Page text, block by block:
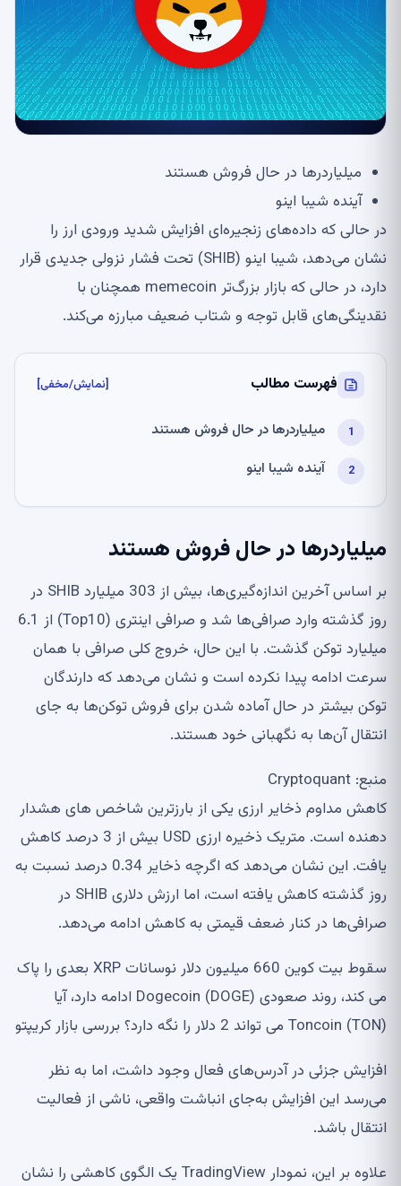
میلیاردرها در حال فروش هستند
آینده شیبا اینو
در حالی که داده‌های زنجیره‌ای افزایش شدید ورودی ارز را
نشان می‌دهد، شیبا اینو (SHIB) تحت فشار نزولی جدیدی قرار
دارد، در حالی که بازار بزرگ‌تر memecoin همچنان با
نقدینگی‌های قابل توجه و شتاب ضعیف مبارزه می‌کند.
فهرست مطالب [نمایش/مخفی]
میلیاردرها در حال فروش هستند
آینده شیبا اینو
میلیاردرها در حال فروش هستند
بر اساس آخرین اندازه‌گیری‌ها، بیش از 303 میلیارد SHIB در
روز گذشته وارد صرافی‌ها شد و صرافی اینتری (Top10) از 6.1
میلیارد توکن گذشت. با این حال، خروج کلی صرافی با همان
سرعت ادامه پیدا نکرده است و نشان می‌دهد که دارندگان
توکن بیشتر در حال آماده شدن برای فروش توکن‌ها به جای
انتقال آن‌ها به نگهبانی خود هستند.
منبع: Cryptoquant
کاهش مداوم ذخایر ارزی یکی از بارزترین شاخص های هشدار
دهنده است. متریک ذخیره ارزی USD بیش از 3 درصد کاهش
یافت. این نشان می‌دهد که اگرچه ذخایر 0.34 درصد نسبت به
روز گذشته کاهش یافته است، اما ارزش دلاری SHIB در
صرافی‌ها در کنار ضعف قیمتی به کاهش ادامه می‌دهد.
سقوط بیت کوین 660 میلیون دلار نوسانات XRP بعدی را پاک
می کند، روند صعودی Dogecoin (DOGE) ادامه دارد، آیا
Toncoin (TON) می تواند 2 دلار را نگه دارد؟ بررسی بازار کریپتو
افزایش جزئی در آدرس‌های فعال وجود داشت، اما به نظر
می‌رسد این افزایش به‌جای انباشت واقعی، ناشی از فعالیت
انتقال باشد.
علاوه بر این، نمودار TradingView یک الگوی کاهشی را نشان